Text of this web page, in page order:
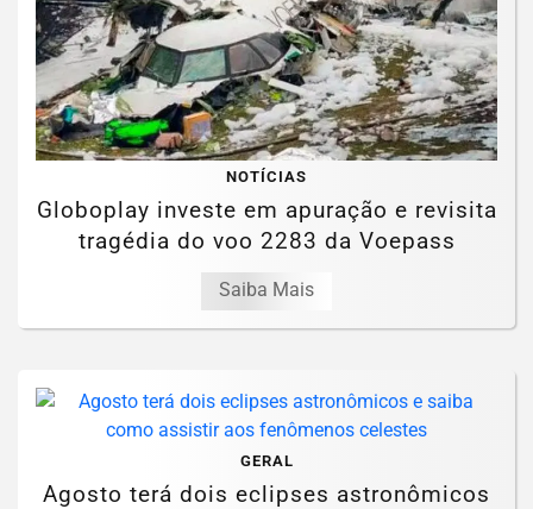
NOTÍCIAS
Globoplay investe em apuração e revisita
tragédia do voo 2283 da Voepass
Saiba Mais
GERAL
Agosto terá dois eclipses astronômicos